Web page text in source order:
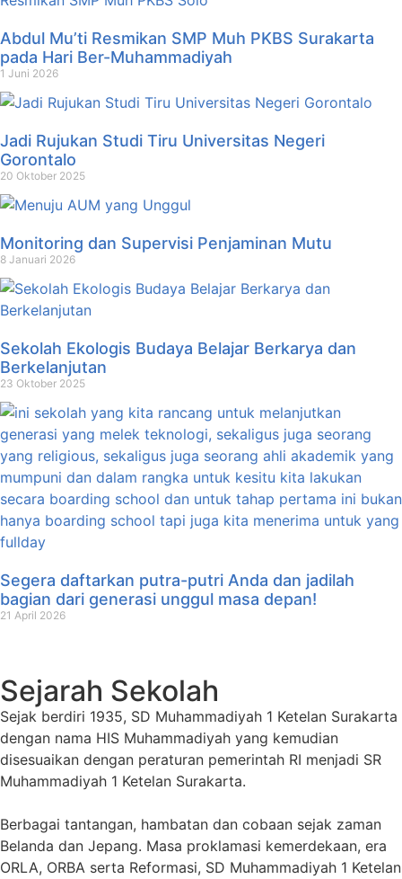
Abdul Mu’ti Resmikan SMP Muh PKBS Surakarta
pada Hari Ber-Muhammadiyah
1 Juni 2026
Jadi Rujukan Studi Tiru Universitas Negeri
Gorontalo
20 Oktober 2025
Monitoring dan Supervisi Penjaminan Mutu
8 Januari 2026
Sekolah Ekologis Budaya Belajar Berkarya dan
Berkelanjutan
23 Oktober 2025
Segera daftarkan putra-putri Anda dan jadilah
bagian dari generasi unggul masa depan!
21 April 2026
Sejarah Sekolah
Sejak berdiri 1935, SD Muhammadiyah 1 Ketelan Surakarta
dengan nama HIS Muhammadiyah yang kemudian
disesuaikan dengan peraturan pemerintah RI menjadi SR
Muhammadiyah 1 Ketelan Surakarta.
Berbagai tantangan, hambatan dan cobaan sejak zaman
Belanda dan Jepang. Masa proklamasi kemerdekaan, era
ORLA, ORBA serta Reformasi, SD Muhammadiyah 1 Ketelan